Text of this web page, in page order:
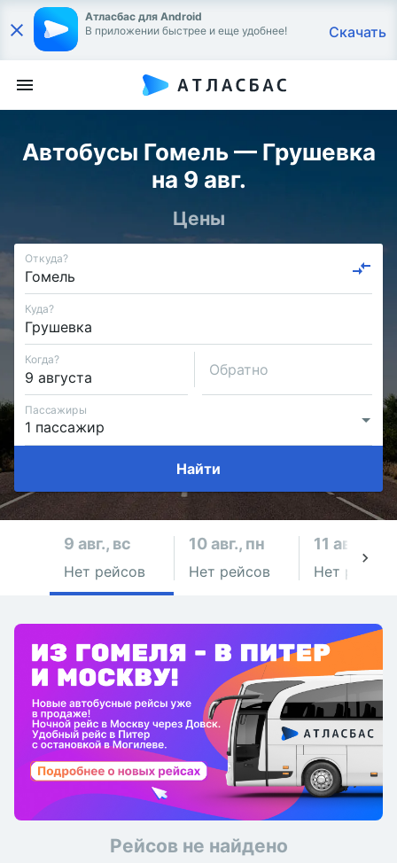
Атласбас для Android
В приложении быстрее и еще удобнее!
Скачать
Автобусы Гомель — Грушевка
на 9 авг.
Цены
Откуда?
Куда?
Когда?
Обратно
Пассажиры
Найти
9 авг., вс
Нет рейсов
10 авг., пн
Нет рейсов
11 авг., вт
Нет рейсов
Рейсов не найдено